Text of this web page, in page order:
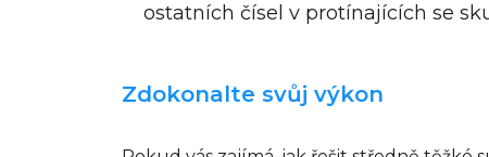
ostatních čísel v protínajících se
Zdokonalte svůj výkon